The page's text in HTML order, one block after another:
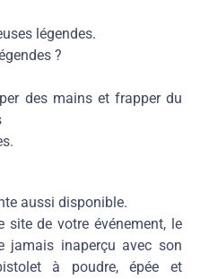
légendes.
?
des mains et frapper du
aussi disponible.
site de votre événement, le
jamais inaperçu avec son
à poudre, épée et